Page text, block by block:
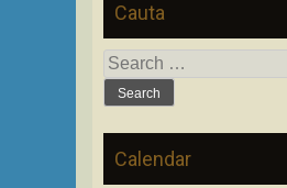
Cauta
Search
for:
Calendar